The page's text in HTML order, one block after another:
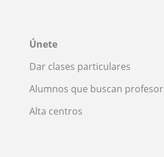
Únete
Dar clases particulares
Alumnos que buscan profesor
Alta centros